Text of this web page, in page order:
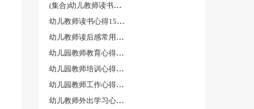
(集合)幼儿教师读书心得15篇
幼儿教师读书心得15篇【集合】
幼儿教师读后感常用【15篇】
幼儿园教师教育心得15篇[精华]
幼儿园教师培训心得体会最新通用（6篇）
幼儿园教师工作心得体会[通用7篇]
幼儿教师外出学习心得体会实用7篇